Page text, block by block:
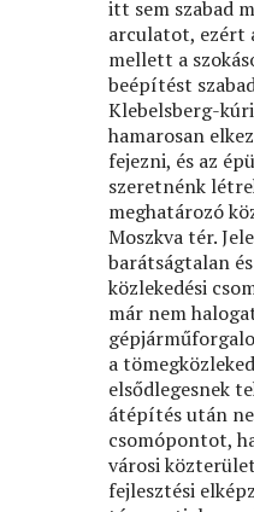
itt sem szabad
arculatot, ezért
mellett a
beépítést
Klebelsberg-
hamarosan
fejezni, és az
szeretnénk
meghatározó
Moszkva tér.
barátságtalan
közlekedési
már nem
a
elsődlegesnek
átépítés után
csomópontot,
városi
fejlesztési